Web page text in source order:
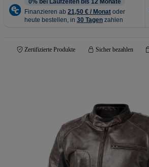
Zertifizierte Produkte Sicher bezahlen